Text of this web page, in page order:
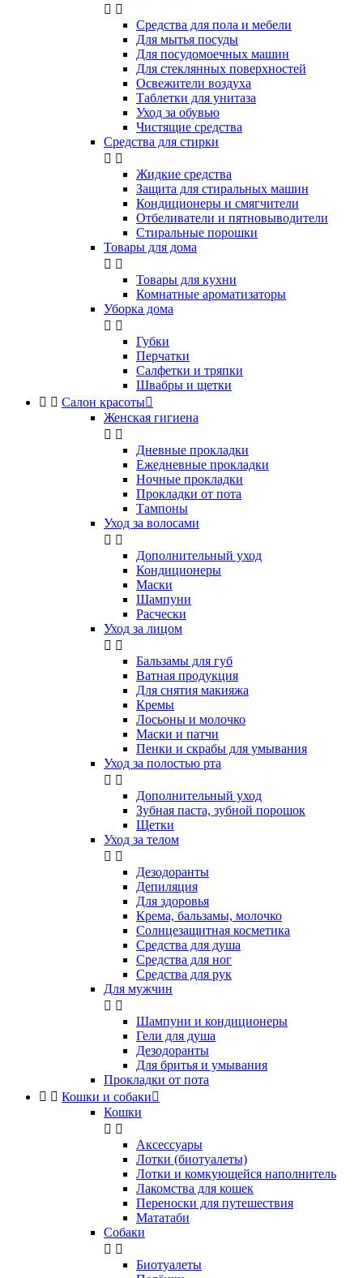
 
Cредства для пола и мебели
Для мытья посуды
Для посудомоечных машин
Для стеклянных поверхностей
Освежители воздуха
Таблетки для унитаза
Уход за обувью
Чистящие средства
Средства для стирки
 
Жидкие средства
Защита для стиральных машин
Кондиционеры и смягчители
Отбеливатели и пятновыводители
Стиральные порошки
Товары для дома
 
Товары для кухни
Комнатные ароматизаторы
Уборка дома
 
Губки
Перчатки
Салфетки и тряпки
Швабры и щетки
  Салон красоты
Женская гигиена
 
Дневные прокладки
Ежедневные прокладки
Ночные прокладки
Прокладки от пота
Тампоны
Уход за волосами
 
Дополнительный уход
Кондиционеры
Маски
Шампуни
Расчески
Уход за лицом
 
Бальзамы для губ
Ватная продукция
Для снятия макияжа
Кремы
Лосьоны и молочко
Маски и патчи
Пенки и скрабы для умывания
Уход за полостью рта
 
Дополнительный уход
Зубная паста, зубной порошок
Щетки
Уход за телом
 
Дезодоранты
Депиляция
Для здоровья
Крема, бальзамы, молочко
Солнцезащитная косметика
Средства для душа
Средства для ног
Средства для рук
Для мужчин
 
Шампуни и кондиционеры
Гели для душа
Дезодоранты
Для бритья и умывания
Прокладки от пота
  Кошки и собаки
Кошки
 
Аксессуары
Лотки (биотуалеты)
Лотки и комкующейся наполнитель
Лакомства для кошек
Переноски для путешествия
Мататаби
Собаки
 
Биотуалеты